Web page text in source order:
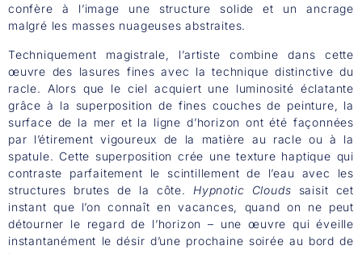
confère à l’image une structure solide et un ancrage
malgré les masses nuageuses abstraites.
Techniquement magistrale, l’artiste combine dans cette
œuvre des lasures fines avec la technique distinctive du
racle. Alors que le ciel acquiert une luminosité éclatante
grâce à la superposition de fines couches de peinture, la
surface de la mer et la ligne d’horizon ont été façonnées
par l’étirement vigoureux de la matière au racle ou à la
spatule. Cette superposition crée une texture haptique qui
contraste parfaitement le scintillement de l’eau avec les
structures brutes de la côte. Hypnotic Clouds saisit cet
instant que l’on connaît en vacances, quand on ne peut
détourner le regard de l’horizon – une œuvre qui éveille
instantanément le désir d’une prochaine soirée au bord de